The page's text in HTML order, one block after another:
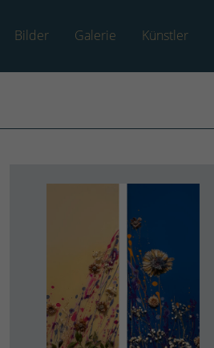
Bilder Galerie Künstler